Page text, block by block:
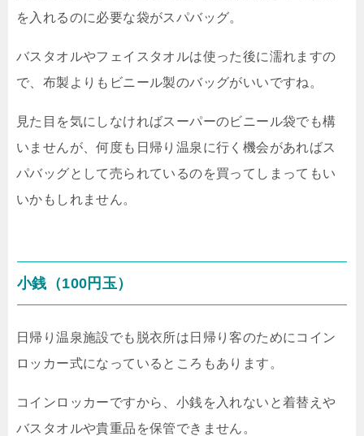
を入れるのに必要な袋がスパバッグ。
バスタオルやフェイスタオルは使った後に濡れますの
で、布製よりもビニール製のバッグがいいですね。
見た目を気にしなければスーパーのビニール袋でも構
いませんが、何度も日帰り温泉に行く機会があればス
パバッグとして売られているのを買ってしまってもい
いかもしれません。
小銭（100円玉）
日帰り温泉施設でも脱衣所は日帰り客のためにコイン
ロッカー式になっているところもあります。
コインロッカーですから、小銭を入れないと着替えや
バスタオルや貴重品を保管できません。